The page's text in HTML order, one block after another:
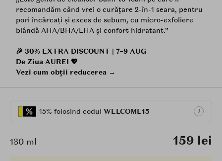
recomandăm când vrei o curățare 2-în-1 seara, pentru
pori încărcați și exces de sebum, cu micro-exfoliere
blândă AHA/BHA/LHA și confort hidratant.”
🎉 30% EXTRA DISCOUNT | 7–9 AUG
De Ziua AUREI 💖
Vezi cum obții reducerea →
-15% folosind codul WELCOME15 i
130 ml 159 lei